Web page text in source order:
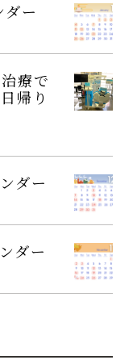
ー
療で
帰り
ダー
ダー